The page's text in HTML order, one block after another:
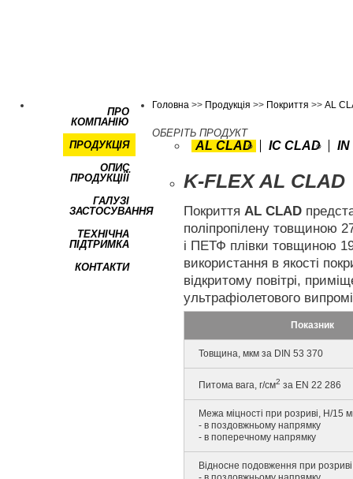
ПРО
КОМПАНІЮ
ПРОДУКЦІЯ
ОПИС
ПРОДУКЦІЇЇ
ГАЛУЗІ
ЗАСТОСУВАННЯ
ТЕХНІЧНА
ПІДТРИМКА
КОНТАКТИ
Головна >> Продукція >> Покриття >>AL
ОБЕРІТЬ ПРОДУКТ
AL CLAD IC CLAD IN
K-FLEX AL CLAD
ПокриттяAL CLAD
поліпропілену товщиною
і ПЕТФ плівки товщиною
використання в якості
відкритому повітрі,
ультрафіолетового
Показник
Товщина, мкм за DIN 53 370
Питома вага, г/см2 за EN 22 286
Межа міцності при розриві, Н/15
- в поздовжньому напрямку
- в поперечному напрямку
Відносне подовження при